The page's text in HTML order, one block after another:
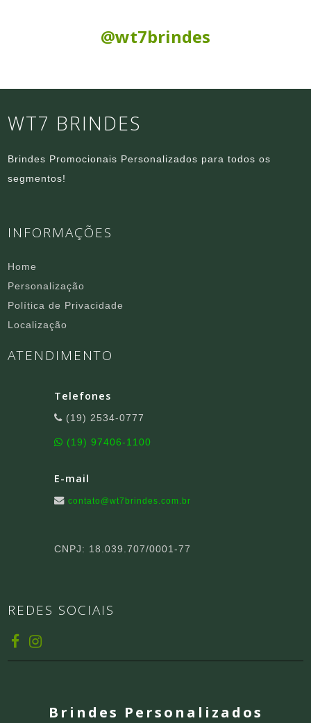
@wt7brindes
WT7 BRINDES
Brindes Promocionais Personalizados para todos os
segmentos!
INFORMAÇÕES
Home
Personalização
Política de Privacidade
Localização
ATENDIMENTO
Telefones
(19) 2534-0777
(19) 97406-1100
E-mail
contato@wt7brindes.com.br
CNPJ: 18.039.707/0001-77
REDES SOCIAIS
Brindes Personalizados